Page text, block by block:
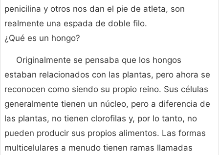
penicilina y otros nos dan el pie de atleta, son
realmente una espada de doble filo.
¿Qué es un hongo?
Originalmente se pensaba que los hongos
estaban relacionados con las plantas, pero ahora se
reconocen como siendo su propio reino. Sus células
generalmente tienen un núcleo, pero a diferencia de
las plantas, no tienen clorofilas y, por lo tanto, no
pueden producir sus propios alimentos. Las formas
multicelulares a menudo tienen ramas llamadas